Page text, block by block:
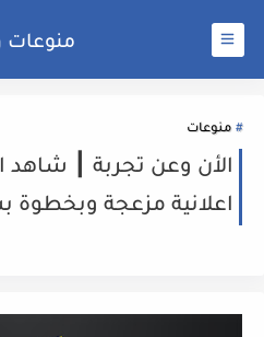
منوعات
منوعات
الأن وعن تجربة ┃ شاهد
اعلانية مزعجة وبخطوة